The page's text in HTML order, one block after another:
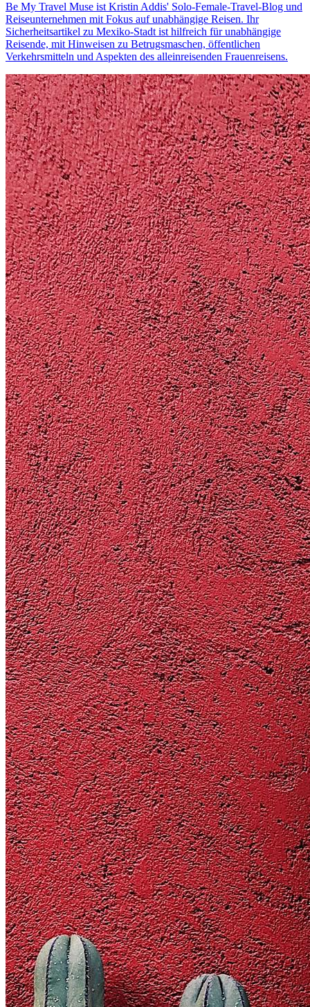
Be My Travel Muse ist Kristin Addis' Solo-Female-Travel-Blog und
Reiseunternehmen mit Fokus auf unabhängige Reisen. Ihr
Sicherheitsartikel zu Mexiko-Stadt ist hilfreich für unabhängige
Reisende, mit Hinweisen zu Betrugsmaschen, öffentlichen
Verkehrsmitteln und Aspekten des alleinreisenden Frauenreisens.